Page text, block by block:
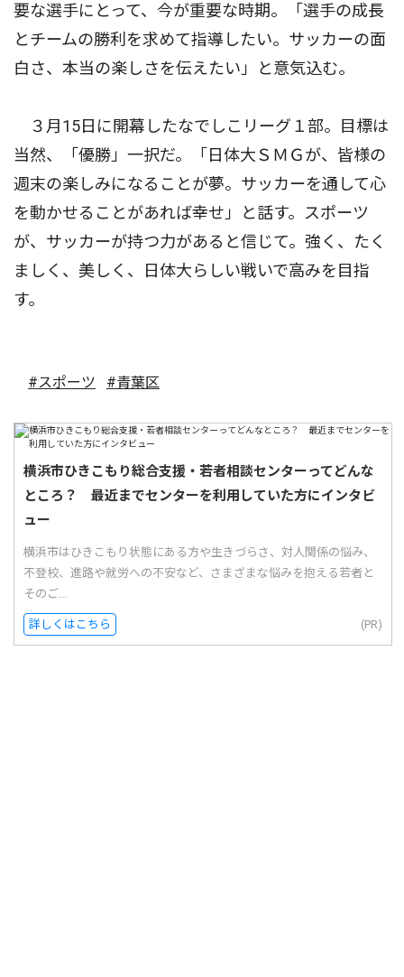
要な選手にとって、今が重要な時期。「選手の成長
とチームの勝利を求めて指導したい。サッカーの面
白さ、本当の楽しさを伝えたい」と意気込む。
３月15日に開幕したなでしこリーグ１部。目標は
当然、「優勝」一択だ。「日体大ＳＭＧが、皆様の
週末の楽しみになることが夢。サッカーを通して心
を動かせることがあれば幸せ」と話す。スポーツ
が、サッカーが持つ力があると信じて。強く、たく
ましく、美しく、日体大らしい戦いで高みを目指
す。
#スポーツ #青葉区
横浜市ひきこもり総合支援・若者相談センターってどんな
ところ？ 最近までセンターを利用していた方にインタビ
ュー
横浜市はひきこもり状態にある方や生きづらさ、対人関係の悩み、
不登校、進路や就労への不安など、さまざまな悩みを抱える若者と
そのご...
詳しくはこちら (PR)